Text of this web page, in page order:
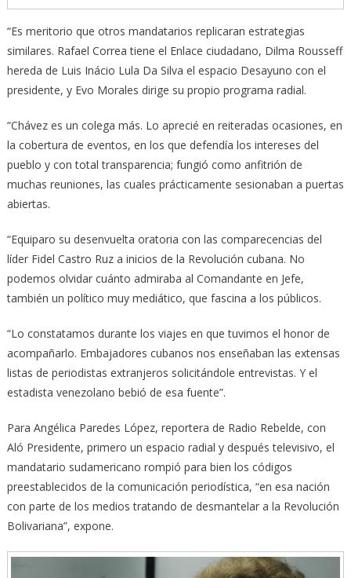
“Es meritorio que otros mandatarios replicaran estrategias
similares. Rafael Correa tiene el Enlace ciudadano, Dilma Rousseff
hereda de Luis Inácio Lula Da Silva el espacio Desayuno con el
presidente, y Evo Morales dirige su propio programa radial.
“Chávez es un colega más. Lo aprecié en reiteradas ocasiones, en
la cobertura de eventos, en los que defendía los intereses del
pueblo y con total transparencia; fungió como anfitrión de
muchas reuniones, las cuales prácticamente sesionaban a puertas
abiertas.
“Equiparo su desenvuelta oratoria con las comparecencias del
líder Fidel Castro Ruz a inicios de la Revolución cubana. No
podemos olvidar cuánto admiraba al Comandante en Jefe,
también un político muy mediático, que fascina a los públicos.
“Lo constatamos durante los viajes en que tuvimos el honor de
acompañarlo. Embajadores cubanos nos enseñaban las extensas
listas de periodistas extranjeros solicitándole entrevistas. Y el
estadista venezolano bebió de esa fuente”.
Para Angélica Paredes López, reportera de Radio Rebelde, con
Aló Presidente, primero un espacio radial y después televisivo, el
mandatario sudamericano rompió para bien los códigos
preestablecidos de la comunicación periodística, “en esa nación
con parte de los medios tratando de desmantelar a la Revolución
Bolivariana”, expone.